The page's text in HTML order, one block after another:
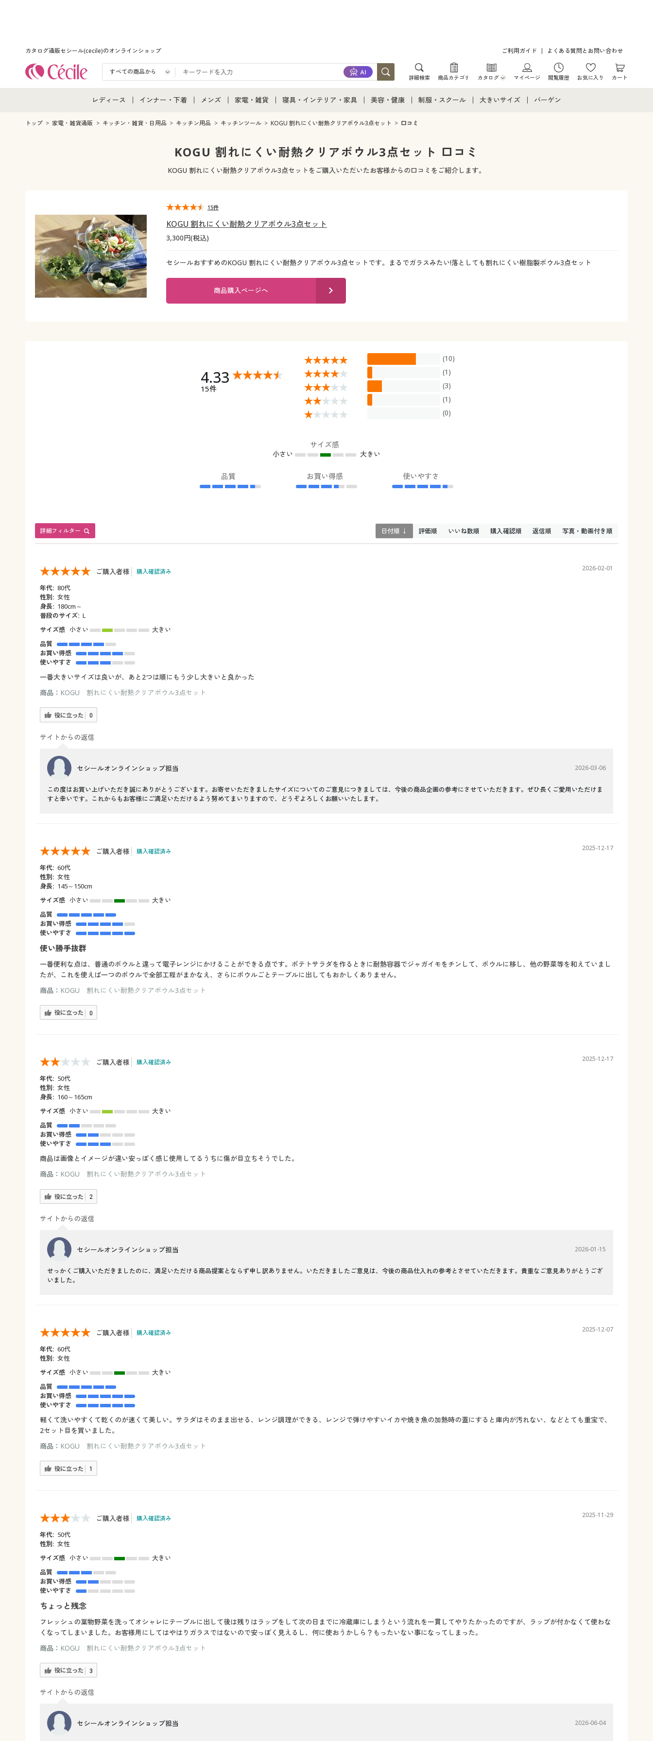
カタログ通販セシール(cecile)のオンラインショップ ご利用ガイド よくある質問とお問い合わせ
詳細検索 商品カテゴリ カタログ
カタログ・チラシからのご注文
マイページ 閲覧履歴 お気に入り カート
レディース
レディース通販すべて
インナー・下着
インナー・下着通販すべて
メンズ下着
メンズ
メンズ通販すべて
メンズファッション
メンズ下着
家電・雑貨
家電・雑貨すべて
キッチン・雑貨・日用品
寝具・インテリア・家具
寝具・インテリア・家具通販すべて
家具・収納
寝具・ベッド
美容・健康
美容・健康通販すべて
美容・健康・サプリメント
制服・スクール
制服・学生服
ジュニア・ティーンズ下着
大きいサイズ
大きいサイズ レディース下着
バーゲン
トップ 家電・雑貨通販 キッチン・雑貨・日用品 キッチン用品 キッチンツール KOGU 割れにくい耐熱クリアボウル3点セット 口コミ
KOGU 割れにくい耐熱クリアボウル3点セット 口コミ
KOGU 割れにくい耐熱クリアボウル3点セットをご購入いただいたお客様からの口コミをご紹介します。
KOGU 割れにくい耐熱クリアボウル3点セット
3,300円(税込)
セシールおすすめのKOGU 割れにくい耐熱クリアボウル3点セットです。まるでガラスみたい!落としても割れにくい樹脂製ボウル3点セット
15件
商品購入ページへ
4.33
15件
(10)
(1)
(3)
(1)
(0)
サイズ感
小さい 大きい
品質 お買い得感 使いやすさ
詳細フィルター 日付順 ↓ 評価順 いいね数順 購入確認順 返信順 写真・動画付き順
ご購入者様 購入確認済み 2026-02-01
年代: 80代
性別: 女性
身長: 180cm～
普段のサイズ: L
サイズ感 小さい
大きい
品質
お買い得感
使いやすさ
一番大きいサイズは良いが、あと2つは順にもう少し大きいと良かった
商品： KOGU 割れにくい耐熱クリアボウル3点セット
役に立った 0
サイトからの返信
セシールオンラインショップ担当 2026-03-06
この度はお買い上げいただき誠にありがとうございます。お寄せいただきましたサイズについてのご意見につきましては、今後の商品企画の参考にさせていただきます。ぜひ長くご愛用いただけま
すと幸いです。これからもお客様にご満足いただけるよう努めてまいりますので、どうぞよろしくお願いいたします。
ご購入者様 購入確認済み 2025-12-17
年代: 60代
性別: 女性
身長: 145～150cm
サイズ感 小さい
大きい
品質
お買い得感
使いやすさ
使い勝手抜群
一番便利な点は、普通のボウルと違って電子レンジにかけることができる点です。ポテトサラダを作るときに耐熱容器でジャガイモをチンして、ボウルに移し、他の野菜等を和えていまし
たが、これを使えば一つのボウルで全部工程がまかなえ、さらにボウルごとテーブルに出してもおかしくありません。
商品： KOGU 割れにくい耐熱クリアボウル3点セット
役に立った 0
ご購入者様 購入確認済み 2025-12-17
年代: 50代
性別: 女性
身長: 160～165cm
サイズ感 小さい
大きい
品質
お買い得感
使いやすさ
商品は画像とイメージが違い安っぽく感じ使用してるうちに傷が目立ちそうでした。
商品： KOGU 割れにくい耐熱クリアボウル3点セット
役に立った 2
サイトからの返信
セシールオンラインショップ担当 2026-01-15
せっかくご購入いただきましたのに、満足いただける商品提案とならず申し訳ありません。いただきましたご意見は、今後の商品仕入れの参考とさせていただきます。貴重なご意見ありがとうござ
いました。
ご購入者様 購入確認済み 2025-12-07
年代: 60代
性別: 女性
サイズ感 小さい
大きい
品質
お買い得感
使いやすさ
軽くて洗いやすくて乾くのが速くて美しい。サラダはそのまま出せる、レンジ調理ができる、レンジで弾けやすいイカや焼き魚の加熱時の蓋にすると庫内が汚れない、などとても重宝で、
2セット目を買いました。
商品： KOGU 割れにくい耐熱クリアボウル3点セット
役に立った 1
ご購入者様 購入確認済み 2025-11-29
年代: 50代
性別: 女性
サイズ感 小さい
大きい
品質
お買い得感
使いやすさ
ちょっと残念
フレッシュの葉物野菜を洗ってオシャレにテーブルに出して後は残りはラップをして次の日までに冷蔵庫にしまうという流れを一貫してやりたかったのですが、ラップが付かなくて使わな
くなってしまいました。お客様用にしてはやはりガラスではないので安っぽく見えるし、何に使おうかしら？もったいない事になってしまった。
商品： KOGU 割れにくい耐熱クリアボウル3点セット
役に立った 3
サイトからの返信
セシールオンラインショップ担当 2026-06-04